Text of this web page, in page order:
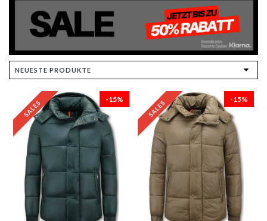
-15% -15%